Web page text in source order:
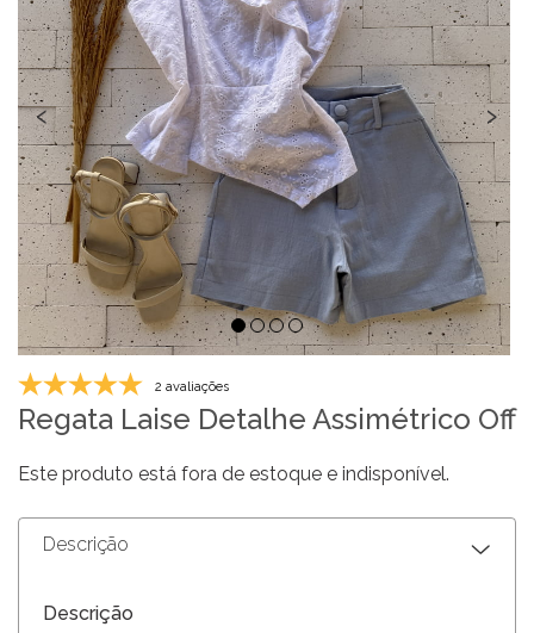
‹ ›
2 avaliações
Regata Laise Detalhe Assimétrico Off
Este produto está fora de estoque e indisponível.
Descrição
Descrição